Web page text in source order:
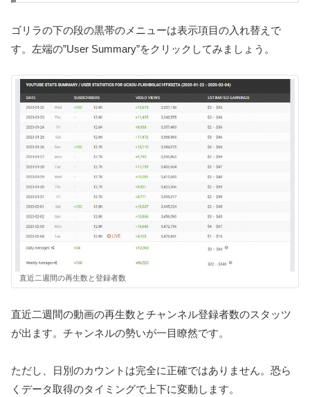
ゴリラの下の段の黒帯のメニューは表示項目の入れ替えで
す。左端の”User Summary”をクリックしてみましょう。
直近二週間の再生数と登録者数
直近二週間の動画の再生数とチャンネル登録者数のスタッツ
が出ます。チャンネルの勢いが一目瞭然です。
ただし、日別のカウントは完全に正確ではありません。恐ら
くデータ取得のタイミングで上下に変動します。